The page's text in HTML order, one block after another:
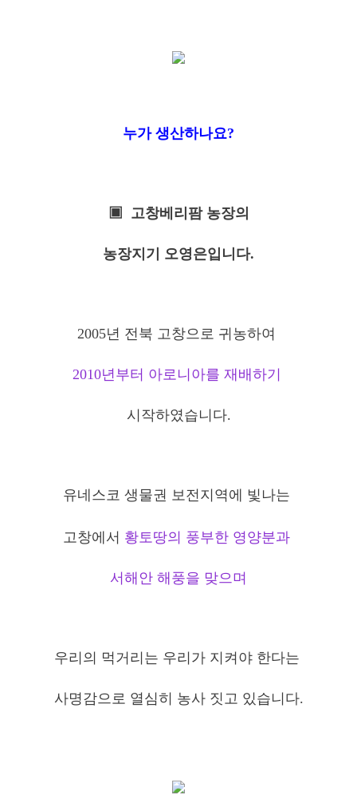
누가 생산하나요?
▣ 고창베리팜 농장의
농장지기 오영은입니다.
2005년 전북 고창으로 귀농하여
2010년부터 아로니아를 재배하기
시작하였습니다.
유네스코 생물권 보전지역에 빛나는
고창에서 황토땅의 풍부한 영양분과
서해안 해풍을 맞으며
우리의 먹거리는 우리가 지켜야 한다는
사명감으로 열심히 농사 짓고 있습니다.